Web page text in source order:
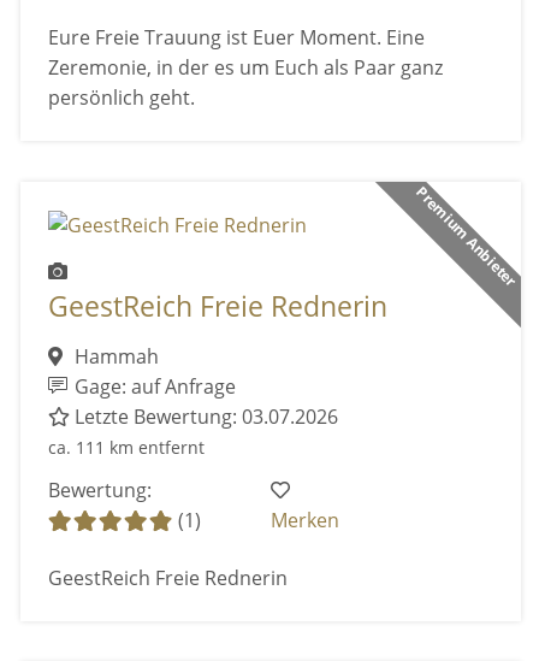
Eure Freie Trauung ist Euer Moment. Eine
Zeremonie, in der es um Euch als Paar ganz
persönlich geht.
Premium Anbieter
GeestReich Freie Rednerin
Hammah
Gage: auf Anfrage
Letzte Bewertung: 03.07.2026
ca. 111 km entfernt
Bewertung:
(1)
Merken
GeestReich Freie Rednerin